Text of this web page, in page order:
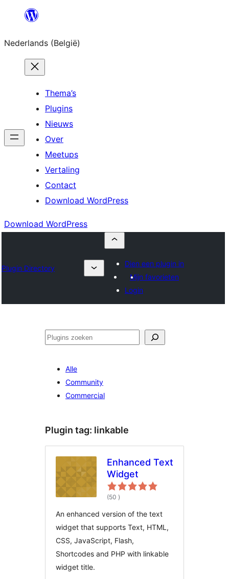
Spring
de
inhoud
Nederlands (België)
Thema’s
Plugins
Nieuws
Over
Meetups
Vertaling
Contact
Download WordPress
Download WordPress
Plugin Directory
Dien een plugin in
Mijn favorieten
Login
Zoeken
Alle
Community
Commercial
Plugin tag: linkable
Enhanced Text
Widget
(50 aantal
beoordelingen
)
An enhanced version of the text
widget that supports Text, HTML,
CSS, JavaScript, Flash,
Shortcodes and PHP with linkable
widget title.